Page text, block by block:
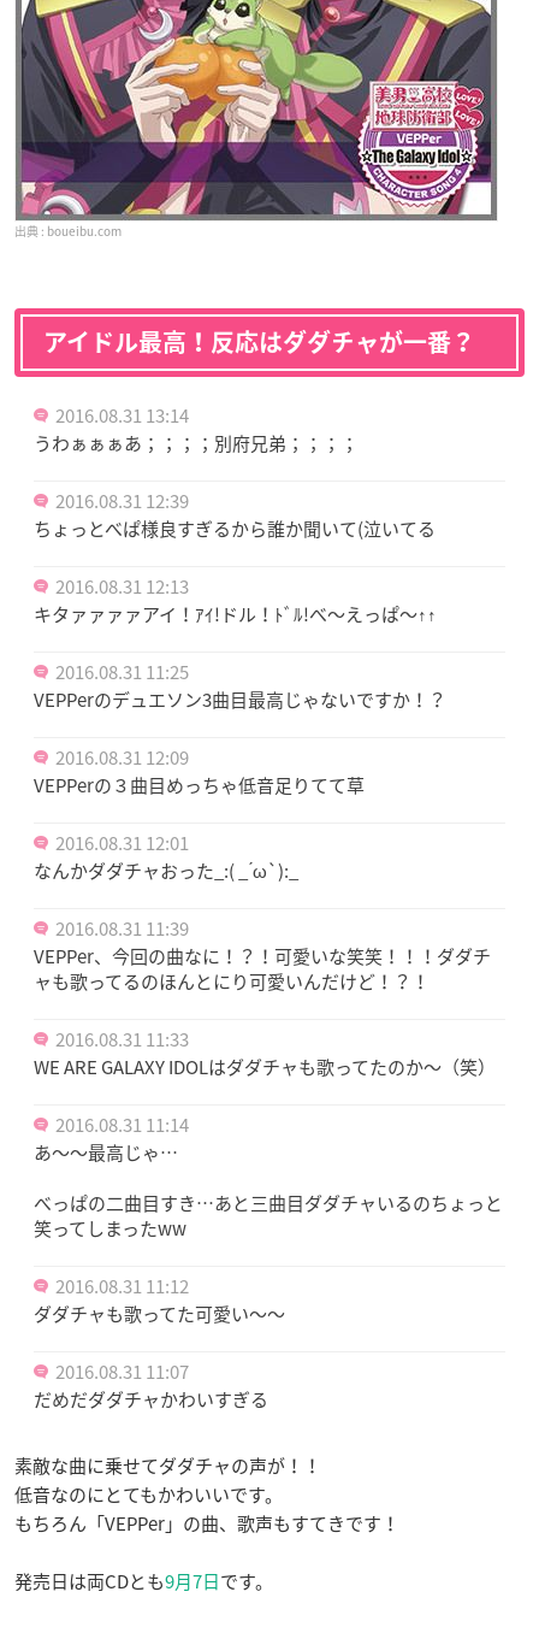
boueibu.com
アイドル最高！反応はダダチャが一番？
2016.08.31 13:14
うわぁぁぁあ；；；；別府兄弟；；；；
2016.08.31 12:39
ちょっとべぱ様良すぎるから誰か聞いて(泣いてる
2016.08.31 12:13
キタァァァァアイ！ｱｲ!ドル！ﾄﾞﾙ!べ〜えっぱ〜↑↑
2016.08.31 11:25
VEPPerのデュエソン3曲目最高じゃないですか！？
2016.08.31 12:09
VEPPerの３曲目めっちゃ低音足りてて草
2016.08.31 12:01
なんかダダチャおった_:( _ ́ω`):_
2016.08.31 11:39
VEPPer、今回の曲なに！？！可愛いな笑笑！！！ダダチ
ャも歌ってるのほんとにり可愛いんだけど！？！
2016.08.31 11:33
WE ARE GALAXY IDOLはダダチャも歌ってたのか〜（笑）
2016.08.31 11:14
あ〜〜最高じゃ…
べっぱの二曲目すき…あと三曲目ダダチャいるのちょっと
笑ってしまったww
2016.08.31 11:12
ダダチャも歌ってた可愛い〜〜
2016.08.31 11:07
だめだダダチャかわいすぎる
素敵な曲に乗せてダダチャの声が！！
低音なのにとてもかわいいです。
もちろん「VEPPer」の曲、歌声もすてきです！
発売日は両CDとも9月7日です。